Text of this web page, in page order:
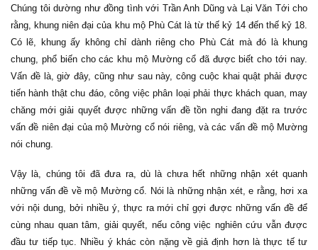
Chúng tôi dường như đồng tình với Trần Anh Dũng và Lại Văn Tới cho
rằng, khung niên đại của khu mộ Phù Cát là từ thế kỷ 14 đến thế kỷ 18.
Có lẽ, khung ấy không chỉ dành riêng cho Phù Cát mà đó là khung
chung, phổ biến cho các khu mộ Mường cổ đã được biết cho tới nay.
Vấn đề là, giờ đây, cũng như sau này, công cuộc khai quật phải được
tiến hành thật chu đáo, công việc phân loại phải thực khách quan, may
chăng mới giải quyết được những vấn đề tồn nghi đang đặt ra trước
vấn đề niên đại của mộ Mường cổ nói riêng, và các vấn đề mộ Mường
nói chung.
Vậy là, chúng tôi đã đưa ra, dù là chưa hết những nhận xét quanh
những vấn đề về mộ Mường cổ. Nói là những nhận xét, e rằng, hơi xa
với nội dung, bởi nhiều ý, thực ra mới chỉ gợi được những vấn đề để
cùng nhau quan tâm, giải quyết, nếu công việc nghiên cứu vẫn được
đầu tư tiếp tục. Nhiều ý khác còn nặng về giả định hơn là thực tế tư